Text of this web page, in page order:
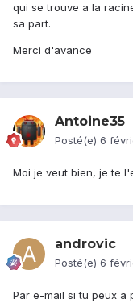
qui se trouve a la
sa part.
Merci d'avance
Antoine35
Posté(e) 6
Moi je veut bien, je te
androvic
Posté(e) 6
Par e-mail si tu peux a